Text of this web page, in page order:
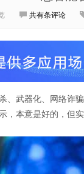
共有条评论
、武器化、网络诈
本意是好的，但